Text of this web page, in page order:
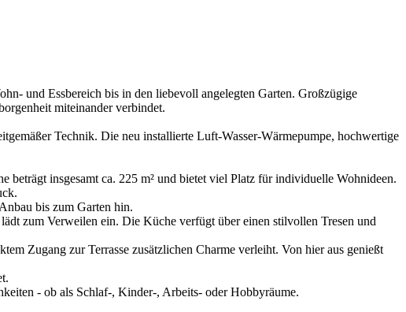
und Essbereich bis in den liebevoll angelegten Garten. Großzügige
miteinander verbindet.
Technik. Die neu installierte Luft-Wasser-Wärmepumpe, hochwertige
insgesamt ca. 225 m² und bietet viel Platz für individuelle Wohnideen.
bis zum Garten hin.
zum Verweilen ein. Die Küche verfügt über einen stilvollen Tresen und
Zugang zur Terrasse zusätzlichen Charme verleiht. Von hier aus genießt
- ob als Schlaf-, Kinder-, Arbeits- oder Hobbyräume.